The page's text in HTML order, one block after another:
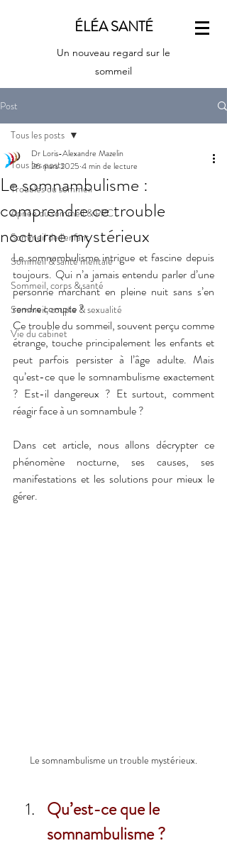
ÉLÉA SANTÉ
Un nouveau regard sur le
sommeil
Post
Tous les posts
Troubles du sommeil
Apnée du sommeil & PPC
Sommeil de l'enfant
Sommeil & santé mentale
Sommeil, corps & santé
Sommeil, couple & sexualité
Vie du cabinet
Tous les posts
Le somnambulisme :
comprendre ce trouble
nocturne mystérieux
Dr Loris-Alexandre Mazelin
26 mars 2025 4 min de lecture
Le somnambulisme intrigue et fascine depuis
toujours. Qui n’a jamais entendu parler d’une
personne marchant en pleine nuit sans s’en
rendre compte ?
Ce trouble du sommeil, souvent perçu comme
étrange, touche principalement les enfants et
peut parfois persister à l’âge adulte. Mais
qu’est-ce que le somnambulisme exactement
? Est-il dangereux ? Et surtout, comment
réagir face à un somnambule ?
Dans cet article, nous allons décrypter ce
phénomène nocturne, ses causes, ses
manifestations et les solutions pour mieux le
gérer.
Le somnambulisme un trouble mystérieux.
Qu’est-ce que le
somnambulisme ?